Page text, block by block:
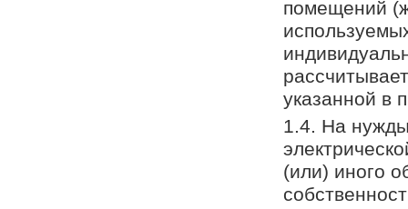
помещений
указанной в
1.4. На
(или) иного